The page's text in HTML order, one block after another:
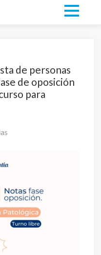
de personas
de oposición
para